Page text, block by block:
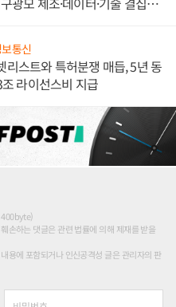
보통신
리스트와 특허분쟁 매듭, 5년 동
라이선스비 지급
400byte)
손하는 댓글은 관련 법률에 의해 제재를 받을
용에 포함되거나 인신공격성 글은 관리자의 판